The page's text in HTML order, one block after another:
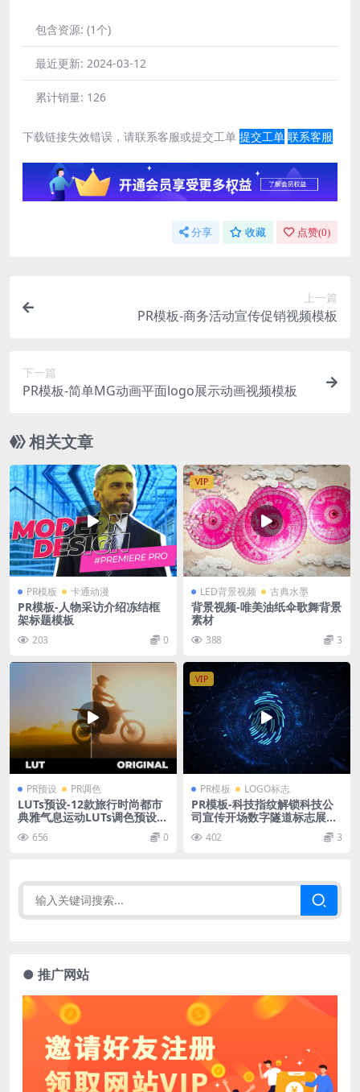
包含资源: (1个)
最近更新: 2024-03-12
累计销量: 126
下载链接失效错误，请联系客服或提交工单 提交工单 联系客服
分享 收藏 点赞(0)
上一篇
PR模板-商务活动宣传促销视频模板
下一篇
PR模板-简单MG动画平面logo展示动画视频模板
相关文章
PR模板 卡通动漫
PR模板-人物采访介绍冻结框
架标题模板
203 0
VIP
LED背景视频 古典水墨
背景视频-唯美油纸伞歌舞背景
素材
388 3
PR预设 PR调色
LUTs预设-12款旅行时尚都市
典雅气息运动LUTs调色预设支
656 0
VIP
PR模板 LOGO标志
PR模板-科技指纹解锁科技公
司宣传开场数字隧道标志展示
402 3
● 推广网站